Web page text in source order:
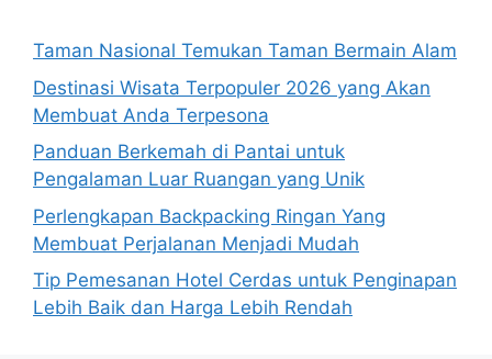
Taman Nasional Temukan Taman Bermain Alam
Destinasi Wisata Terpopuler 2026 yang Akan
Membuat Anda Terpesona
Panduan Berkemah di Pantai untuk
Pengalaman Luar Ruangan yang Unik
Perlengkapan Backpacking Ringan Yang
Membuat Perjalanan Menjadi Mudah
Tip Pemesanan Hotel Cerdas untuk Penginapan
Lebih Baik dan Harga Lebih Rendah